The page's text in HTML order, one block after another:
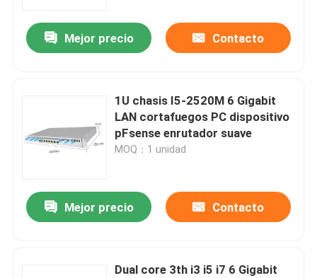
Inicio
Sobre nosotros
Control de Calidad
Mejor precio Contacto
1U chasis I5-2520M 6 Gigabit
LAN cortafuegos PC dispositivo
pFsense enrutador suave
MOQ：1 unidad
Mejor precio Contacto
Dual core 3th i3 i5 i7 6 Gigabit